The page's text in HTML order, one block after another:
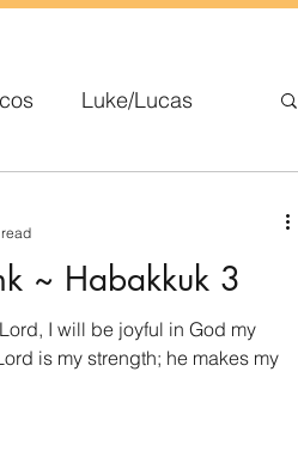
Luke/Lucas
Filipenses
2 Tesalonicenses
~ Habakkuk 3
I will be joyful in God my